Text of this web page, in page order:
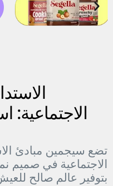
الاجتماعية:
تضع سيجمين مبادئ
الاجتماعية في صميم
بتوفير عالم صالح